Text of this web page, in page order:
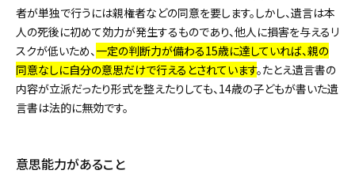
者が単独で行うには親権者などの同意を要します。しかし、遺言は本
人の死後に初めて効力が発生するものであり、他人に損害を与えるリ
スクが低いため、 一定の判断力が備わる15歳に達していれば、親の
同意なしに自分の意思だけで行えるとされています。たとえ遺言書の
内容が立派だったり形式を整えたりしても、14歳の子どもが書いた遺
言書は法的に無効です。
意思能力があること